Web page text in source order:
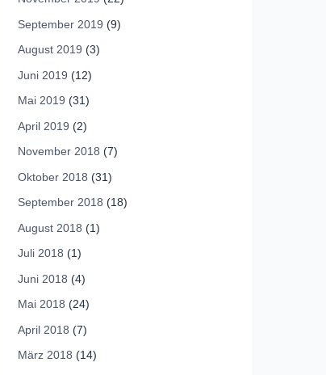
September 2019 (9)
August 2019 (3)
Juni 2019 (12)
Mai 2019 (31)
April 2019 (2)
November 2018 (7)
Oktober 2018 (31)
September 2018 (18)
August 2018 (1)
Juli 2018 (1)
Juni 2018 (4)
Mai 2018 (24)
April 2018 (7)
März 2018 (14)